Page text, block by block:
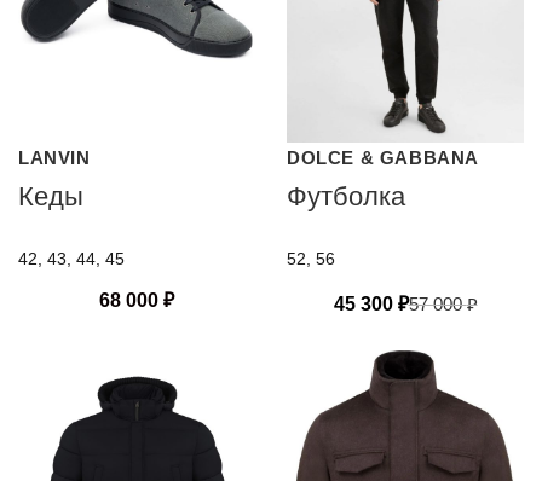
LANVIN
Кеды
42, 43, 44, 45
68 000 ₽
DOLCE & GABBANA
Футболка
52, 56
45 300 ₽57 000₽